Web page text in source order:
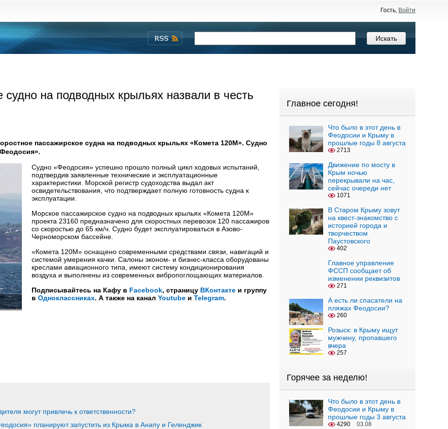
Гость, Войти
судно на подводных крыльях назвали в честь
пассажирское судна на подводных крыльях «Комета 120М». Судно
Судно «Феодосия» успешно прошло полный цикл ходовых испытаний,
подтвердив заявленные технические и эксплуатационные
характеристики. Морской регистр судоходства выдал акт
освидетельствования, что подтверждает полную готовность судна к
эксплуатации.
Морское пассажирское судно на подводных крыльях «Комета 120М»
проекта 23160 предназначено для скоростных перевозок 120 пассажиров
со скоростью до 65 км/ч. Судно будет эксплуатироваться в Азово-
Черноморском бассейне.
«Комета 120М» оснащено современными средствами связи, навигаций и
системой умерения качки. Салоны эконом- и бизнес-класса оборудованы
креслами авиационного типа, имеют систему кондиционирования
воздуха и выполнены из современных вибропоглощающих материалов.
Подписывайтесь на Кафу в Facebook, страницу ВКонтакте и группу
в Одноклассниках. А также на канал Youtube и Telegram.
могут привлечь к ответственности?
планируют запустить из Крыма в Анапу и Геленджик
Главное сегодня!
Что было в этот день в
Феодосии и Крыму в
прошлые годы 8 августа
2713
Движение по мосту в
Крым ночью
перекрывали на час,
сейчас очереди нет
1071
В Старом Крыму зовут
на квест-знакомство с
историей города и
творчеством
Паустовского
402
Главное управление
ФССП сообщает об
изменении реквизитов
271
А есть ли спасатели на
пляжах Феодосии?
260
Розыск: в Крыму ищут
мужчину, пропавшего
вчера
257
Горячее за неделю!
Что было в этот день в
Феодосии и Крыму в
прошлые годы 3 августа
4290 03.08